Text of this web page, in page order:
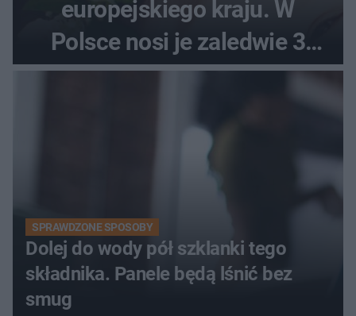
europejskiego kraju. W
Polsce nosi je zaledwie 3
kobiety
SPRAWDZONE SPOSOBY
Dolej do wody pół szklanki tego
składnika. Panele będą lśnić bez
smug